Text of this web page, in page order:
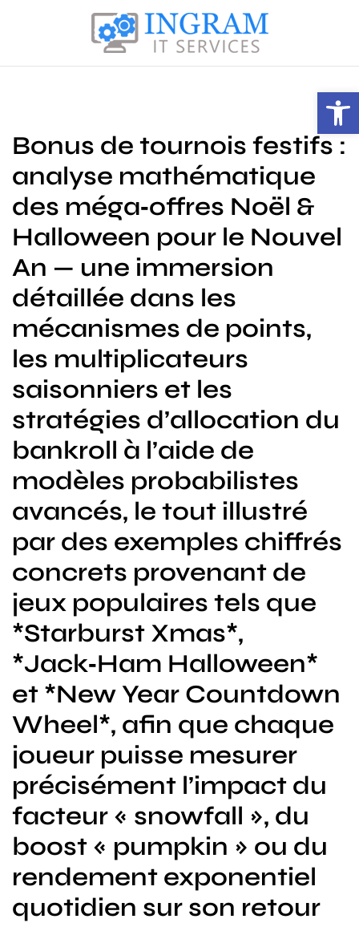
Open toolbar
p
I
a
m
I
T
S
e
v
i
c
e
s
Bonus de tournois festifs :
analyse mathématique
des méga‑offres Noël &
Halloween pour le Nouvel
An — une immersion
détaillée dans les
mécanismes de points,
les multiplicateurs
saisonniers et les
stratégies d’allocation du
bankroll à l’aide de
modèles probabilistes
avancés, le tout illustré
par des exemples chiffrés
concrets provenant de
jeux populaires tels que
*Starburst Xmas*,
*Jack‑Ham Halloween*
et *New Year Countdown
Wheel*, afin que chaque
joueur puisse mesurer
précisément l’impact du
facteur « snowfall », du
boost « pumpkin » ou du
rendement exponentiel
quotidien sur son retour